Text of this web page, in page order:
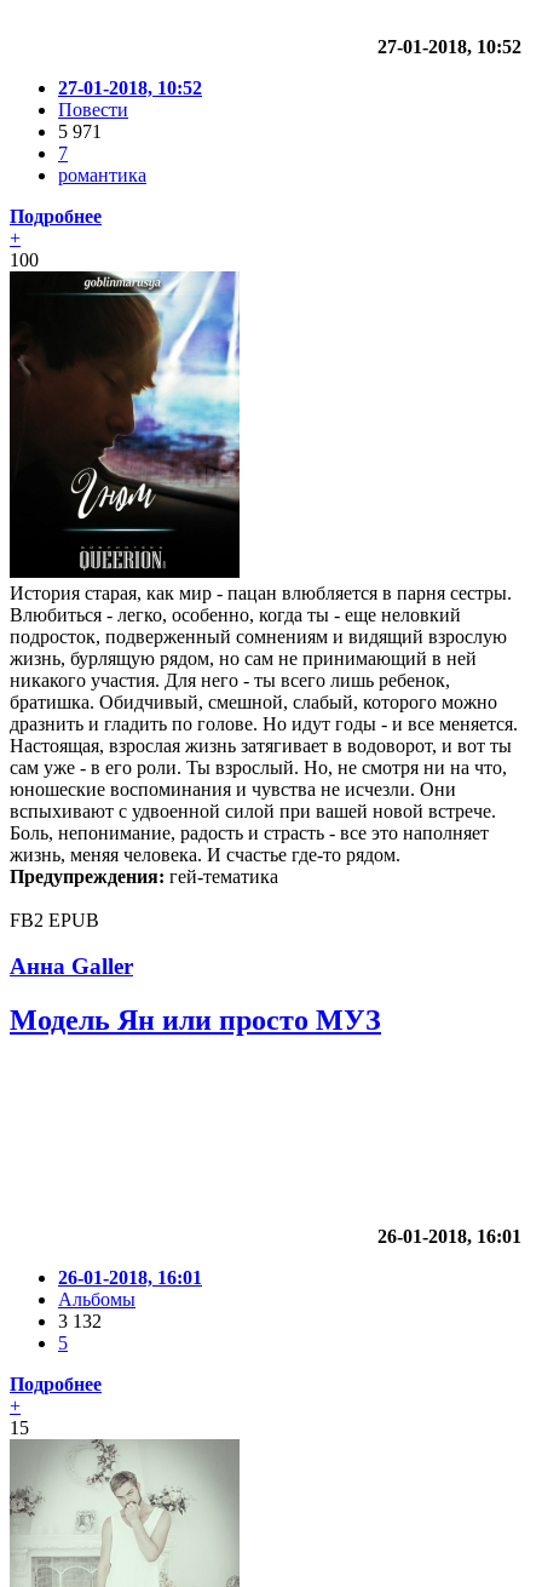
27-01-2018, 10:52
27-01-2018, 10:52
Повести
5 971
7
романтика
Подробнее
+
100
История старая, как мир - пацан влюбляется в парня сестры.
Влюбиться - легко, особенно, когда ты - еще неловкий
подросток, подверженный сомнениям и видящий взрослую
жизнь, бурлящую рядом, но сам не принимающий в ней
никакого участия. Для него - ты всего лишь ребенок,
братишка. Обидчивый, смешной, слабый, которого можно
дразнить и гладить по голове. Но идут годы - и все меняется.
Настоящая, взрослая жизнь затягивает в водоворот, и вот ты
сам уже - в его роли. Ты взрослый. Но, не смотря ни на что,
юношеские воспоминания и чувства не исчезли. Они
вспыхивают с удвоенной силой при вашей новой встрече.
Боль, непонимание, радость и страсть - все это наполняет
жизнь, меняя человека. И счастье где-то рядом.
Предупреждения: гей-тематика
FB2 EPUB
Анна Galler
Модель Ян или просто МУЗ
26-01-2018, 16:01
26-01-2018, 16:01
Альбомы
3 132
5
Подробнее
+
15